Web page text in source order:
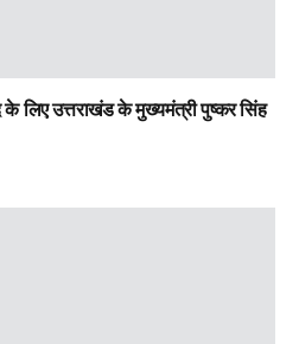
लिए उत्तराखंड के मुख्यमंत्री पुष्कर सिंह